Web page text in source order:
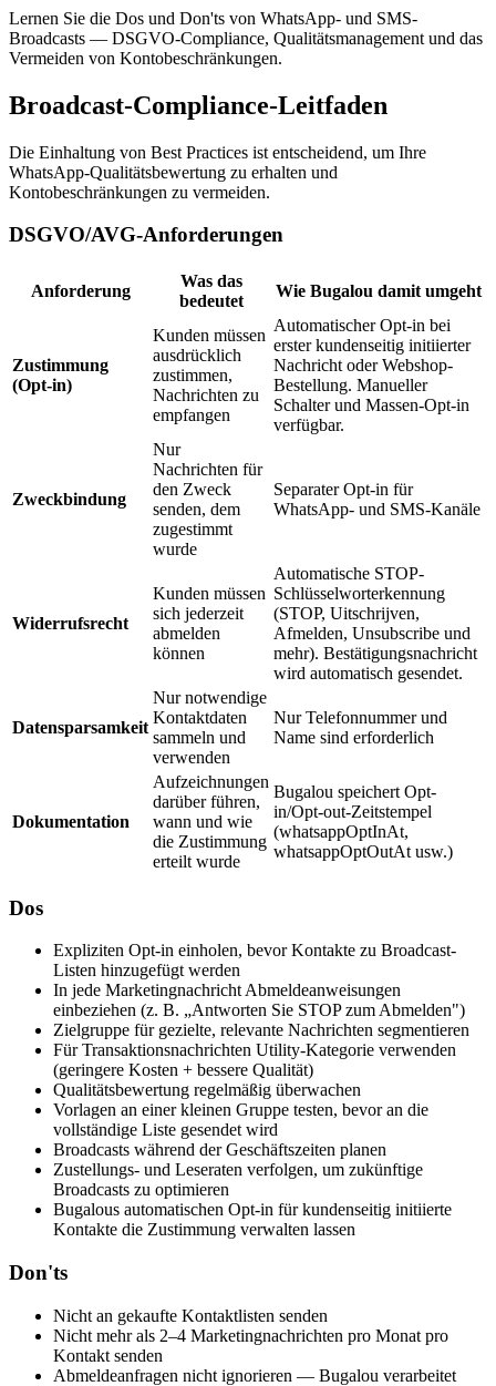
Lernen Sie die Dos und Don'ts von WhatsApp- und SMS-
Broadcasts — DSGVO-Compliance, Qualitätsmanagement und das
Vermeiden von Kontobeschränkungen.
Broadcast-Compliance-Leitfaden
Die Einhaltung von Best Practices ist entscheidend, um Ihre
WhatsApp-Qualitätsbewertung zu erhalten und
Kontobeschränkungen zu vermeiden.
DSGVO/AVG-Anforderungen
Anforderung
Was das
bedeutet
Wie Bugalou damit umgeht
Zustimmung
(Opt-in)
Kunden müssen
ausdrücklich
zustimmen,
Nachrichten zu
empfangen
Automatischer Opt-in bei
erster kundenseitig initiierter
Nachricht oder Webshop-
Bestellung. Manueller
Schalter und Massen-Opt-in
verfügbar.
Zweckbindung
Nur
Nachrichten für
den Zweck
senden, dem
zugestimmt
wurde
Separater Opt-in für
WhatsApp- und SMS-Kanäle
Widerrufsrecht
Kunden müssen
sich jederzeit
abmelden
können
Automatische STOP-
Schlüsselworterkennung
(STOP, Uitschrijven,
Afmelden, Unsubscribe und
mehr). Bestätigungsnachricht
wird automatisch gesendet.
Datensparsamkeit
Nur notwendige
Kontaktdaten
sammeln und
verwenden
Nur Telefonnummer und
Name sind erforderlich
Dokumentation
Aufzeichnungen
darüber führen,
wann und wie
die Zustimmung
erteilt wurde
Bugalou speichert Opt-
in/Opt-out-Zeitstempel
(whatsappOptInAt,
whatsappOptOutAt usw.)
Dos
Expliziten Opt-in einholen, bevor Kontakte zu Broadcast-
Listen hinzugefügt werden
In jede Marketingnachricht Abmeldeanweisungen
einbeziehen (z. B. „Antworten Sie STOP zum Abmelden")
Zielgruppe für gezielte, relevante Nachrichten segmentieren
Für Transaktionsnachrichten Utility-Kategorie verwenden
(geringere Kosten + bessere Qualität)
Qualitätsbewertung regelmäßig überwachen
Vorlagen an einer kleinen Gruppe testen, bevor an die
vollständige Liste gesendet wird
Broadcasts während der Geschäftszeiten planen
Zustellungs- und Leseraten verfolgen, um zukünftige
Broadcasts zu optimieren
Bugalous automatischen Opt-in für kundenseitig initiierte
Kontakte die Zustimmung verwalten lassen
Don'ts
Nicht an gekaufte Kontaktlisten senden
Nicht mehr als 2–4 Marketingnachrichten pro Monat pro
Kontakt senden
Abmeldeanfragen nicht ignorieren — Bugalou verarbeitet